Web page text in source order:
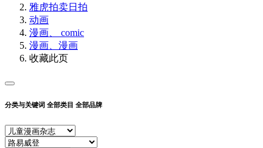
雅虎拍卖日拍
动画
漫画、 comic
漫画、漫画
收藏此页
分类与关键词 全部类目 全部品牌